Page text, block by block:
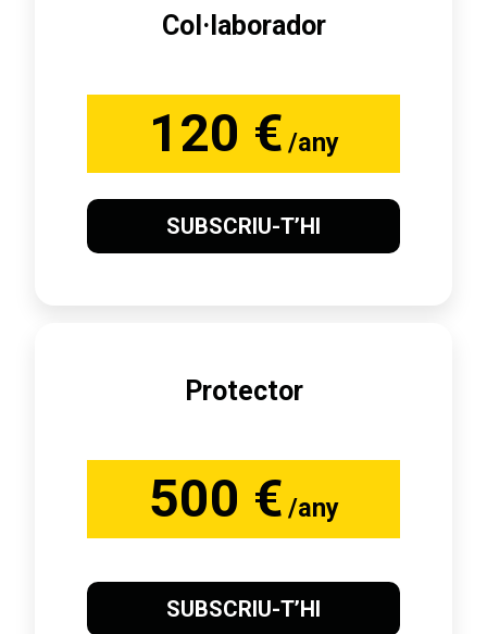
Col·laborador
120 € /any
SUBSCRIU-T’HI
Protector
500 € /any
SUBSCRIU-T’HI